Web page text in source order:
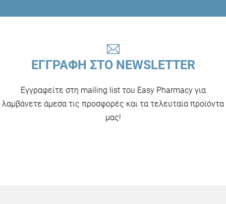
ΕΓΓΡΑΦΗ ΣΤΟ NEWSLETTER
Εγγραφείτε στη mailing list του Easy Pharmacy για
λαμβάνετε άμεσα τις προσφορές και τα τελευταία προϊόντα
μας!